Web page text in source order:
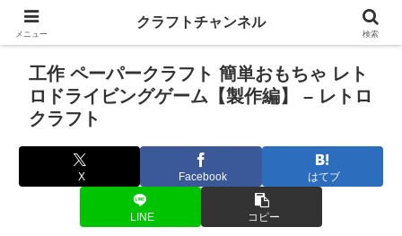
工作 ペーパークラフト 簡単おもちゃ レト
ロドライビングゲーム【製作編】 – レトロ
クラフト
X Facebook はてブ
LINE コピー
メニュー
クラフトチャンネル
検索